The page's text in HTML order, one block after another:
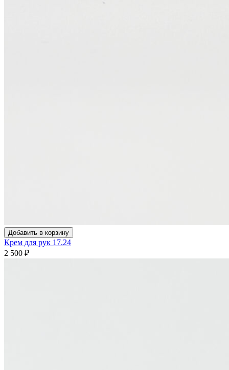
Добавить в корзину
Крем для рук 17.24
2 500 ₽